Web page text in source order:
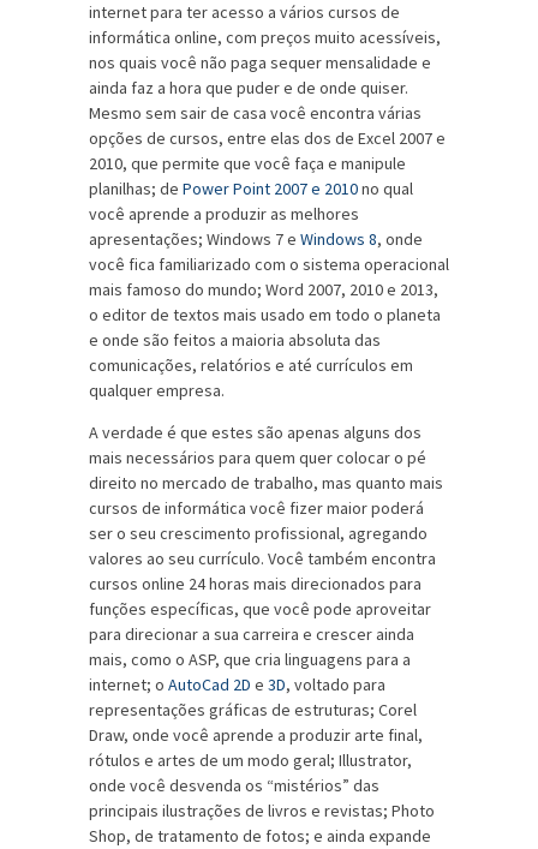
internet para ter acesso a vários cursos de
informática online, com preços muito acessíveis,
nos quais você não paga sequer mensalidade e
ainda faz a hora que puder e de onde quiser.
Mesmo sem sair de casa você encontra várias
opções de cursos, entre elas dos de Excel 2007 e
2010, que permite que você faça e manipule
planilhas; de Power Point 2007 e 2010no qual
você aprende a produzir as melhores
apresentações; Windows 7 e Windows 8, onde
você fica familiarizado com o sistema operacional
mais famoso do mundo; Word 2007, 2010 e 2013,
o editor de textos mais usado em todo o planeta
e onde são feitos a maioria absoluta das
comunicações, relatórios e até currículos em
qualquer empresa.
A verdade é que estes são apenas alguns dos
mais necessários para quem quer colocar o pé
direito no mercado de trabalho, mas quanto mais
cursos de informática você fizer maior poderá
ser o seu crescimento profissional, agregando
valores ao seu currículo. Você também encontra
cursos online 24 horas mais direcionados para
funções específicas, que você pode aproveitar
para direcionar a sua carreira e crescer ainda
mais, como o ASP, que cria linguagens para a
internet; o AutoCad 2D e 3D, voltado para
representações gráficas de estruturas; Corel
Draw, onde você aprende a produzir arte final,
rótulos e artes de um modo geral; Illustrator,
onde você desvenda os “mistérios” das
principais ilustrações de livros e revistas; Photo
Shop, de tratamento de fotos; e ainda expande